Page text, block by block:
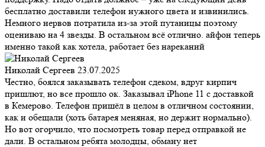
бесплатно доставили телефон нужного цвета и извинились.
Немного нервов потратила из-за этой путаницы поэтому
оцениваю на 4 звезды. В остальном всё отлично. айфон теперь
именно такой как хотела, работает без нареканий
Николай Сергеев 23.07.2025
Честно, боялся заказывать телефон сдеком, вдруг кирпич
пришлют, но все прошло ок. Заказывал iPhone 11 с доставкой
в Кемерово. Телефон пришёл в целом в отличном состоянии,
как и обещали (хоть батарея меняная, но держит нормально).
Но вот огорчило, что посмотреть товар перед отправкой не
дали. В остальном ребята молодцы, обману нет